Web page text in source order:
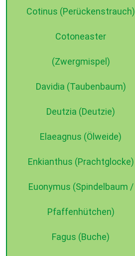
Cotinus (Perückenstrauch)
Cotoneaster
(Zwergmispel)
Davidia (Taubenbaum)
Deutzia (Deutzie)
Elaeagnus (Ölweide)
Enkianthus (Prachtglocke)
Euonymus (Spindelbaum /
Pfaffenhütchen)
Fagus (Buche)